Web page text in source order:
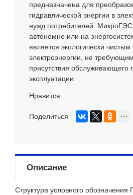
предназначена для
гидравлической энергии в
нужд потребителей.
автономно или на
является экологически чистым
электроэнергии, не
присутствия обслуживающего
эксплуатации.
Нравится
Поделиться
Описание
Структура условного